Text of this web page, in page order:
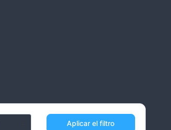
Aplicar el filtro